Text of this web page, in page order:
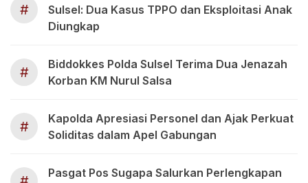
#
Sulsel: Dua Kasus TPPO dan Eksploitasi Anak
Diungkap
#
Biddokkes Polda Sulsel Terima Dua Jenazah
Korban KM Nurul Salsa
#
Kapolda Apresiasi Personel dan Ajak Perkuat
Soliditas dalam Apel Gabungan
Pasgat Pos Sugapa Salurkan Perlengkapan